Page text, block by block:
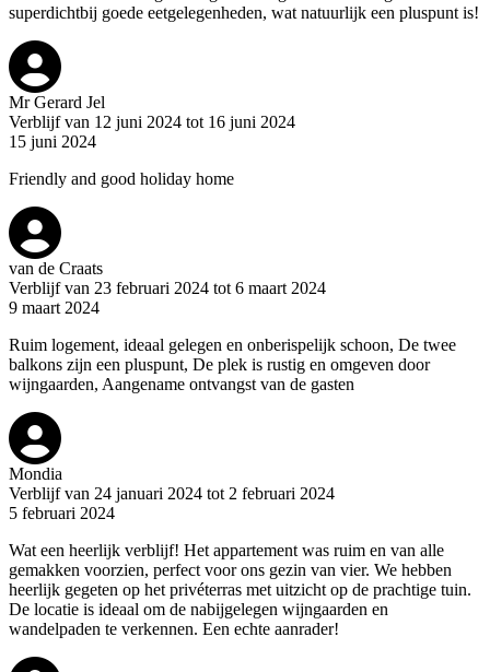
superdichtbij goede eetgelegenheden, wat natuurlijk een pluspunt is!
Mr Gerard Jel
Verblijf van 12 juni 2024 tot 16 juni 2024
15 juni 2024
Friendly and good holiday home
van de Craats
Verblijf van 23 februari 2024 tot 6 maart 2024
9 maart 2024
Ruim logement, ideaal gelegen en onberispelijk schoon, De twee
balkons zijn een pluspunt, De plek is rustig en omgeven door
wijngaarden, Aangename ontvangst van de gasten
Mondia
Verblijf van 24 januari 2024 tot 2 februari 2024
5 februari 2024
Wat een heerlijk verblijf! Het appartement was ruim en van alle
gemakken voorzien, perfect voor ons gezin van vier. We hebben
heerlijk gegeten op het privéterras met uitzicht op de prachtige tuin.
De locatie is ideaal om de nabijgelegen wijngaarden en
wandelpaden te verkennen. Een echte aanrader!